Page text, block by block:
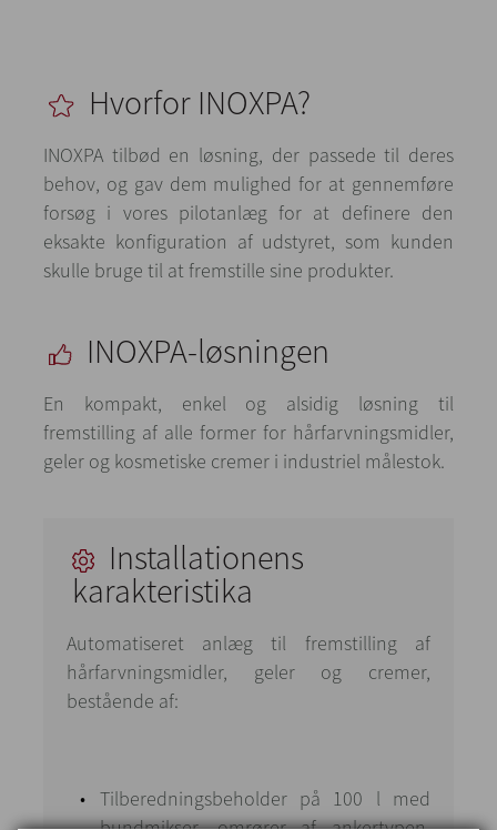
Hvorfor INOXPA?
INOXPA tilbød en løsning, der passede til deres
behov, og gav dem mulighed for at gennemføre
forsøg i vores pilotanlæg for at definere den
eksakte konfiguration af udstyret, som kunden
skulle bruge til at fremstille sine produkter.
INOXPA-løsningen
En kompakt, enkel og alsidig løsning til
fremstilling af alle former for hårfarvningsmidler,
geler og kosmetiske cremer i industriel målestok.
Installationens
karakteristika
Automatiseret anlæg til fremstilling af
hårfarvningsmidler, geler og cremer,
bestående af:
Tilberedningsbeholder på 100 l med